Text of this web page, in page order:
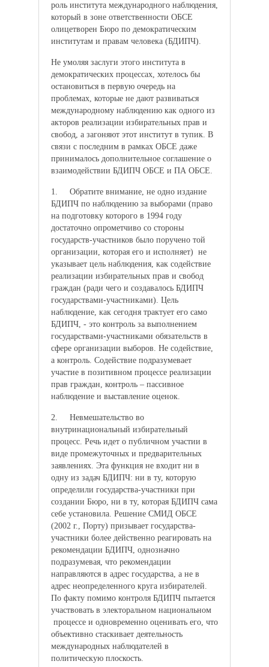
роль института международного наблюдения,
который в зоне ответственности ОБСЕ
олицетворен Бюро по демократическим
институтам и правам человека (БДИПЧ).
Не умоляя заслуги этого института в
демократических процессах, хотелось бы
остановиться в первую очередь на
проблемах, которые не дают развиваться
международному наблюдению как одного из
акторов реализации избирательных прав и
свобод, а загоняют этот институт в тупик. В
связи с последним в рамках ОБСЕ даже
принималось дополнительное соглашение о
взаимодействии БДИПЧ ОБСЕ и ПА ОБСЕ.
1. Обратите внимание, не одно издание
БДИПЧ по наблюдению за выборами (право
на подготовку которого в 1994 году
достаточно опрометчиво со стороны
государств-участников было поручено той
организации, которая его и исполняет) не
указывает цель наблюдения, как содействие
реализации избирательных прав и свобод
граждан (ради чего и создавалось БДИПЧ
государствами-участниками). Цель
наблюдение, как сегодня трактует его само
БДИПЧ, - это контроль за выполнением
государствами-участниками обязательств в
сфере организации выборов. Не содействие,
а контроль. Содействие подразумевает
участие в позитивном процессе реализации
прав граждан, контроль – пассивное
наблюдение и выставление оценок.
2. Невмешательство во
внутринациональный избирательный
процесс. Речь идет о публичном участии в
виде промежуточных и предварительных
заявлениях. Эта функция не входит ни в
одну из задач БДИПЧ: ни в ту, которую
определили государства-участники при
создании Бюро, ни в ту, которая БДИПЧ сама
себе установила. Решение СМИД ОБСЕ
(2002 г., Порту) призывает государства-
участники более действенно реагировать на
рекомендации БДИПЧ, однозначно
подразумевая, что рекомендации
направляются в адрес государства, а не в
адрес неопределенного круга избирателей.
По факту помимо контроля БДИПЧ пытается
участвовать в электоральном национальном
процессе и одновременно оценивать его, что
объективно стаскивает деятельность
международных наблюдателей в
политическую плоскость.